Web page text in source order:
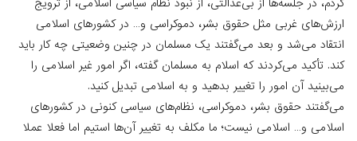
ارزش‌های غربی مثل حقوق بشر، دموکراسی و… در کشورهای اسلامی
انتقاد می‌شد و بعد می‌گفتند یک مسلمان در چنین وضعیتی چه کار باید
کند. تأکید می‌کردند که اسلام به مسلمان گفته، اگر امور غیر اسلامی را
می‌بینید آن امور را تغییر بدهید و به اسلامی تبدیل کنید.
می‌گفتند حقوق بشر، دموکراسی، نظام‌های سیاسی کنونی در کشورهای
اسلامی و… اسلامی نیست؛ ما مکلف به تغییر آن‌ها استیم اما فعلا عملا